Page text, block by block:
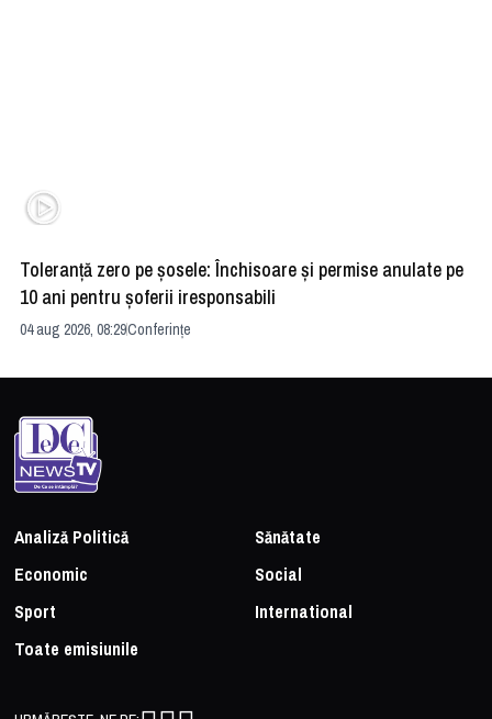
Toleranță zero pe șosele: Închisoare și permise anulate pe
10 ani pentru șoferii iresponsabili
04 aug 2026, 08:29Conferințe
Analiză Politică
Sănătate
Economic
Social
Sport
International
Toate emisiunile